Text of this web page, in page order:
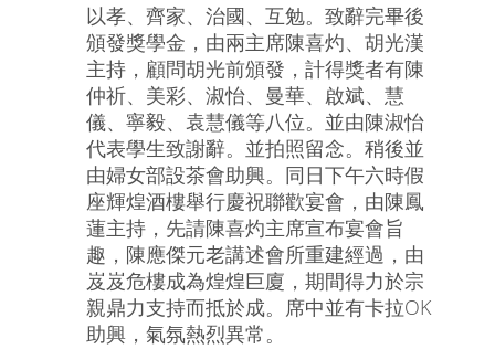
以孝、齊家、治國、互勉。致辭完畢後
頒發獎學金，由兩主席陳喜灼、胡光漢
主持，顧問胡光前頒發，計得獎者有陳
仲祈、美彩、淑怡、曼華、啟斌、慧
儀、寧毅、袁慧儀等八位。並由陳淑怡
代表學生致謝辭。並拍照留念。稍後並
由婦女部設茶會助興。同日下午六時假
座輝煌酒樓舉行慶祝聯歡宴會，由陳鳳
蓮主持，先請陳喜灼主席宣布宴會旨
趣，陳應傑元老講述會所重建經過，由
岌岌危樓成為煌煌巨廈，期間得力於宗
親鼎力支持而抵於成。席中並有卡拉OK
助興，氣氛熱烈異常。